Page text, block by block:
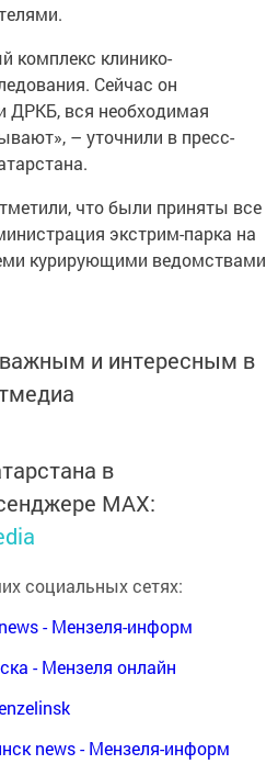
комплекс клинико-
Сейчас он
ДРКБ, вся необходимая
– уточнили в пресс-
что были приняты все
экстрим-парка на
курирующими ведомствами
и интересным в
в
MАХ:
социальных сетях:
- Мензеля-информ
- Мензеля онлайн
news - Мензеля-информ